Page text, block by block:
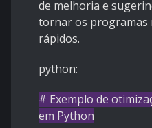
de melhoria e
tornar os programas
rápidos.
python:
# Exemplo de
em Python